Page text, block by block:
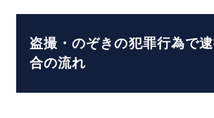
盗撮・のぞきの犯罪行為で
合の流れ